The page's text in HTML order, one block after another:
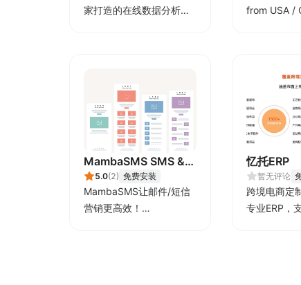
家打造的在线数据分析及
供多种模板供卖家一键替
换。
from USA /
MambaSMS SMS &
EDM Marketing
5.0(2) 免费安装
MambaSMS让邮件/短信
营销更高效！
忆托ERP
暂无评论
跨境电商定
专业ERP，